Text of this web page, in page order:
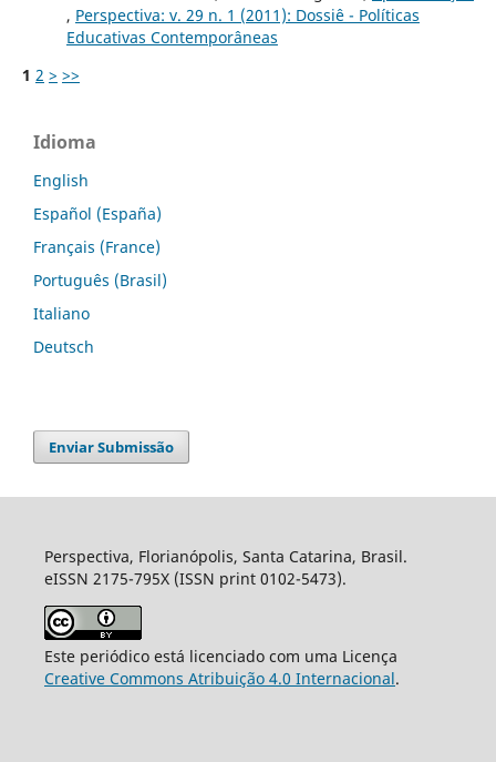
, Perspectiva: v. 29 n. 1 (2011): Dossiê - Políticas
Educativas Contemporâneas
1 2 > >>
Idioma
English
Español (España)
Français (France)
Português (Brasil)
Italiano
Deutsch
Enviar Submissão
Perspectiva, Florianópolis, Santa Catarina, Brasil.
eISSN 2175-795X (ISSN print 0102-5473).
Este periódico está licenciado com uma Licença
Creative Commons Atribuição 4.0 Internacional.